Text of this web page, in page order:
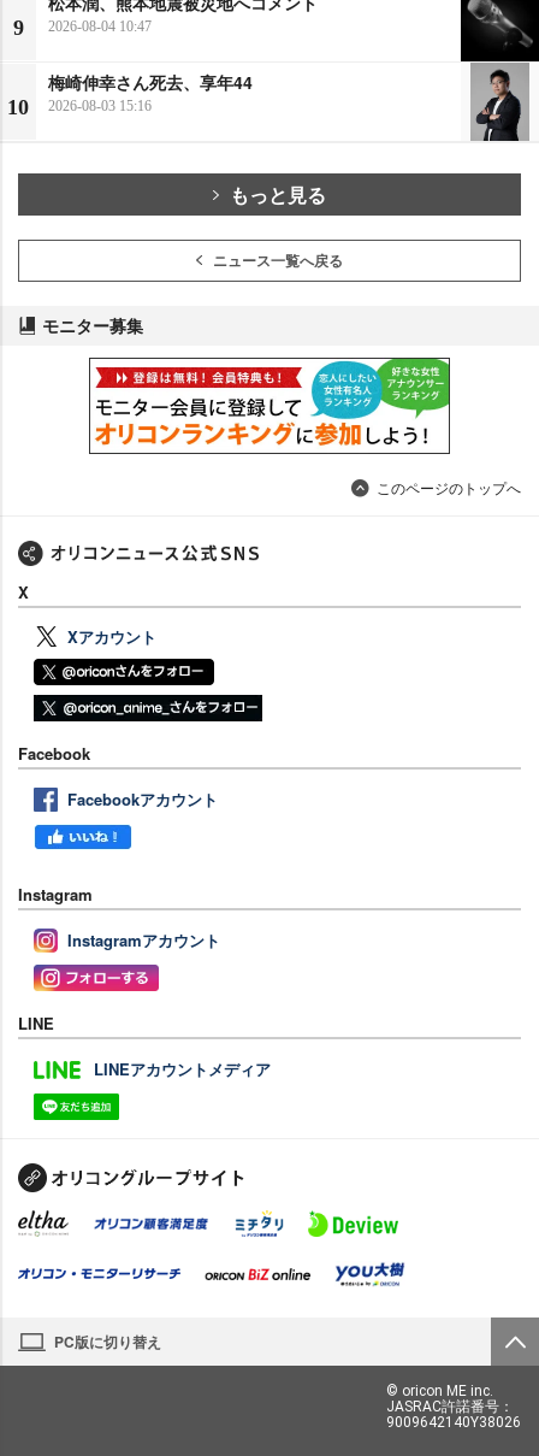
9 2026-08-04 10:47
10
梅崎伸幸さん死去、享年44
2026-08-03 15:16
もっと見る
ニュース一覧へ戻る
モニター募集
このページのトップへ
X
Xアカウント
Facebook
Facebookアカウント
Instagram
Instagramアカウント
LINE
LINEアカウントメディア
PC版に切り替え
© oricon ME inc.
JASRAC許諾番号：
9009642140Y38026